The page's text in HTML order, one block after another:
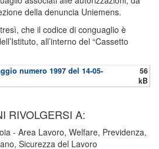
della denuncia Uniemens.
che il codice di conguaglio è
all’interno del “Cassetto
numero 1997 del 14-05-
56
kB
RIVOLGERSI A:
- Area Lavoro, Welfare, Previdenza,
Sicurezza del Lavoro